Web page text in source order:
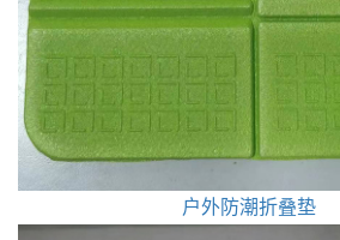
户外防潮折叠垫